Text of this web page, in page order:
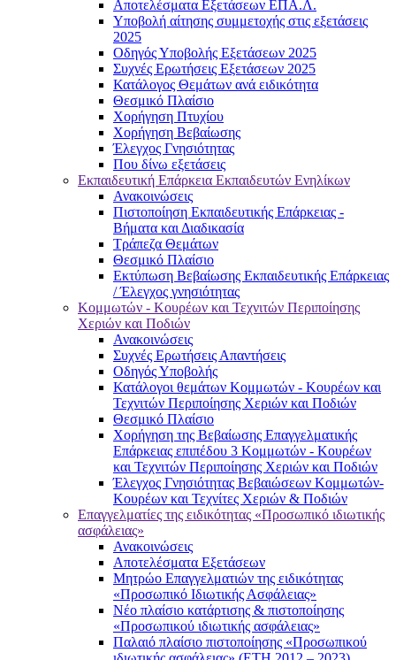
Αποτελέσματα Εξετάσεων ΕΠΑ.Λ.
Υποβολή αίτησης συμμετοχής στις εξετάσεις
2025
Οδηγός Υποβολής Εξετάσεων 2025
Συχνές Ερωτήσεις Εξετάσεων 2025
Κατάλογος Θεμάτων ανά ειδικότητα
Θεσμικό Πλαίσιο
Χορήγηση Πτυχίου
Χορήγηση Βεβαίωσης
Έλεγχος Γνησιότητας
Που δίνω εξετάσεις
Εκπαιδευτική Επάρκεια Εκπαιδευτών Ενηλίκων
Ανακοινώσεις
Πιστοποίηση Εκπαιδευτικής Επάρκειας -
Βήματα και Διαδικασία
Τράπεζα Θεμάτων
Θεσμικό Πλαίσιο
Εκτύπωση Βεβαίωσης Εκπαιδευτικής Επάρκειας
/ Έλεγχος γνησιότητας
Κομμωτών - Κουρέων και Τεχνιτών Περιποίησης
Χεριών και Ποδιών
Ανακοινώσεις
Συχνές Ερωτήσεις Απαντήσεις
Οδηγός Υποβολής
Κατάλογοι θεμάτων Κομμωτών - Κουρέων και
Τεχνιτών Περιποίησης Χεριών και Ποδιών
Θεσμικό Πλαίσιο
Χορήγηση της Βεβαίωσης Επαγγελματικής
Επάρκειας επιπέδου 3 Κομμωτών - Κουρέων
και Τεχνιτών Περιποίησης Χεριών και Ποδιών
Έλεγχος Γνησιότητας Βεβαιώσεων Κομμωτών-
Κουρέων και Τεχνίτες Χεριών & Ποδιών
Επαγγελματίες της ειδικότητας «Προσωπικό ιδιωτικής
ασφάλειας»
Ανακοινώσεις
Αποτελέσματα Εξετάσεων
Μητρώο Επαγγελματιών της ειδικότητας
«Προσωπικό Ιδιωτικής Ασφάλειας»
Νέο πλαίσιο κατάρτισης & πιστοποίησης
«Προσωπικού ιδιωτικής ασφάλειας»
Παλαιό πλαίσιο πιστοποίησης «Προσωπικού